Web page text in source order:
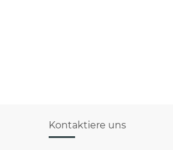
Kontaktiere uns